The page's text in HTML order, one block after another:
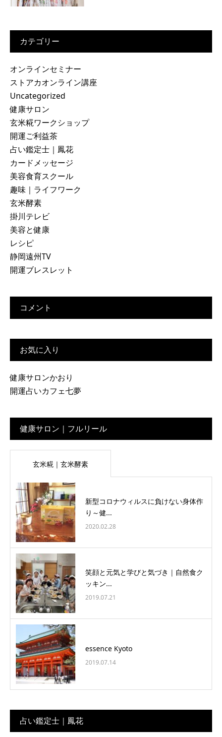
カテゴリー
オンラインセミナー
ストアカオンライン講座
Uncategorized
健康サロン
玄米糀ワークショップ
開運ご利益茶
占い鑑定士｜鳳花
カードメッセージ
美容食育スクール
趣味｜ライフワーク
玄米酵素
掛川テレビ
美容と健康
レシピ
静岡遠州TV
開運ブレスレット
コメント
お気に入り
健康サロンかおり
開運占いカフェ七夢
健康サロン｜フルリール
玄米糀｜玄米酵素
新型コロナウィルスに負けない身体作
り～健...
2020.02.28
笑顔と元気と学びと気づき｜自然食ク
ッキン...
2019.07.21
essence Kyoto
2019.07.14
占い鑑定士｜鳳花